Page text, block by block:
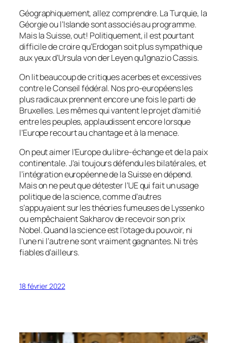
Géographiquement, allez comprendre. La Turquie, la
Géorgie ou l’Islande sont associés au programme.
Mais la Suisse, out! Politiquement, il est pourtant
difficile de croire qu’Erdogan soit plus sympathique
aux yeux d’Ursula von der Leyen qu’Ignazio Cassis.
On lit beaucoup de critiques acerbes et excessives
contre le Conseil fédéral. Nos pro-européens les
plus radicaux prennent encore une fois le parti de
Bruxelles. Les mêmes qui vantent le projet d’amitié
entre les peuples, applaudissent encore lorsque
l’Europe recourt au chantage et à la menace.
On peut aimer l’Europe du libre-échange et de la paix
continentale. J’ai toujours défendu les bilatérales, et
l’intégration européenne de la Suisse en dépend.
Mais on ne peut que détester l’UE qui fait un usage
politique de la science, comme d’autres
s’appuyaient sur les théories fumeuses de Lyssenko
ou empêchaient Sakharov de recevoir son prix
Nobel. Quand la science est l’otage du pouvoir, ni
l’une ni l’autre ne sont vraiment gagnantes. Ni très
fiables d’ailleurs.
18 février 2022